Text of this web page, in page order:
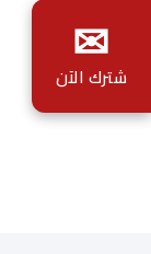
✉
شترك الآن